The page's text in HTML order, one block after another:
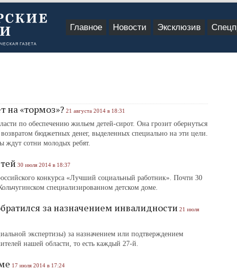
Главное Новости Эксклюзив
на «тормоз»? 21 августа 2014 в 18:31
по обеспечению жильем детей-сирот. Она грозит обернуться
возвратом бюджетных денег, выделенных специально на эти цели.
ждут сотни молодых ребят.
30 июля 2014 в 18:37
конкурса «Лучший социальный работник». Почти 30
специализированном детском доме.
за назначением инвалидности 21 июля
экспертизы) за назначением или подтверждением
нашей области, то есть каждый 27-й.
17 июля 2014 в 17:24